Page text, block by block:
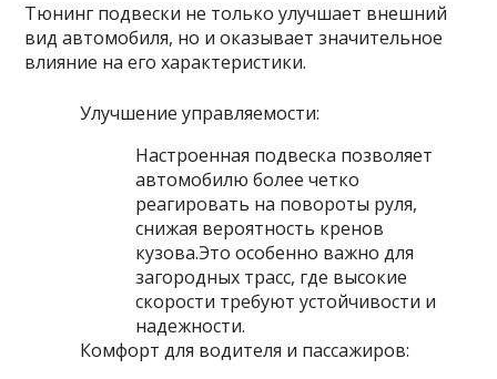
Тюнинг подвески не только улучшает внешний
вид автомобиля, но и оказывает значительное
влияние на его характеристики.
Улучшение управляемости:
Настроенная подвеска позволяет
автомобилю более четко
реагировать на повороты руля,
снижая вероятность кренов
кузова.Это особенно важно для
загородных трасс, где высокие
скорости требуют устойчивости и
надежности.
Комфорт для водителя и пассажиров: